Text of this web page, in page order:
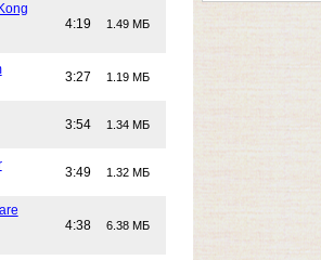
4:19 1.49 МБ
3:27 1.19 МБ
3:54 1.34 МБ
3:49 1.32 МБ
4:38 6.38 МБ